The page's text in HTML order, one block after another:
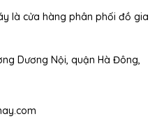
cao và ổn định. Đặc biệt, bếp
chỉnh nhiệt độ linh hoạt với 9
cho mọi nhu cầu nấu nướng
nấu, hầm,...
là cửa hàng phân phối đồ gia
Dương Nội, quận Hà Đông,